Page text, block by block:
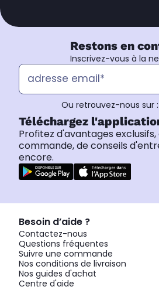
Restons en
Inscrivez-vous à la
Ou retrouvez-nous sur :
Téléchargez
Profitez d'avantages
commande, de conseils
encore.
Besoin d’aide ?
Contactez-nous
Questions fréquentes
Suivre une commande
Nos conditions de livraison
Nos guides d'achat
Centre d'aide